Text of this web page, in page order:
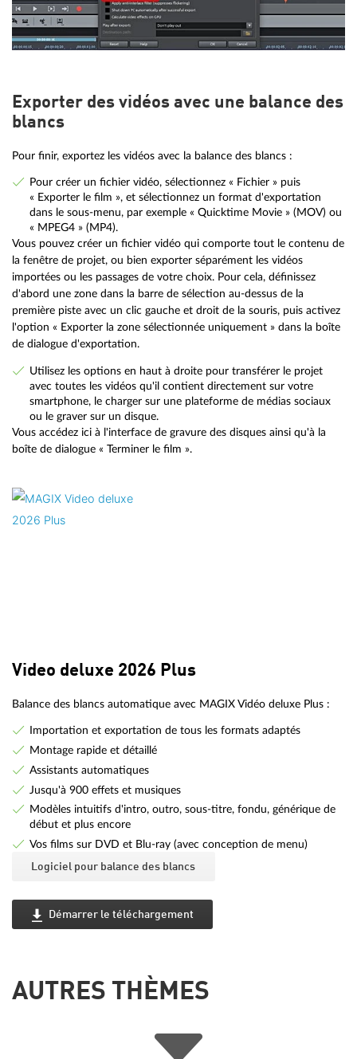
Exporter des vidéos avec une balance des
blancs
Pour finir, exportez les vidéos avec la balance des blancs :
Pour créer un fichier vidéo, sélectionnez « Fichier » puis
« Exporter le film », et sélectionnez un format d'exportation
dans le sous-menu, par exemple « Quicktime Movie » (MOV) ou
« MPEG4 » (MP4).
Vous pouvez créer un fichier vidéo qui comporte tout le contenu de
la fenêtre de projet, ou bien exporter séparément les vidéos
importées ou les passages de votre choix. Pour cela, définissez
d'abord une zone dans la barre de sélection au-dessus de la
première piste avec un clic gauche et droit de la souris, puis activez
l'option « Exporter la zone sélectionnée uniquement » dans la boîte
de dialogue d'exportation.
Utilisez les options en haut à droite pour transférer le projet
avec toutes les vidéos qu'il contient directement sur votre
smartphone, le charger sur une plateforme de médias sociaux
ou le graver sur un disque.
Vous accédez ici à l'interface de gravure des disques ainsi qu'à la
boîte de dialogue « Terminer le film ».
Video deluxe 2026 Plus
Balance des blancs automatique avec MAGIX Vidéo deluxe Plus :
Importation et exportation de tous les formats adaptés
Montage rapide et détaillé
Assistants automatiques
Jusqu'à 900 effets et musiques
Modèles intuitifs d'intro, outro, sous-titre, fondu, générique de
début et plus encore
Vos films sur DVD et Blu-ray (avec conception de menu)
Logiciel pour balance des blancs
Démarrer le téléchargement
AUTRES THÈMES